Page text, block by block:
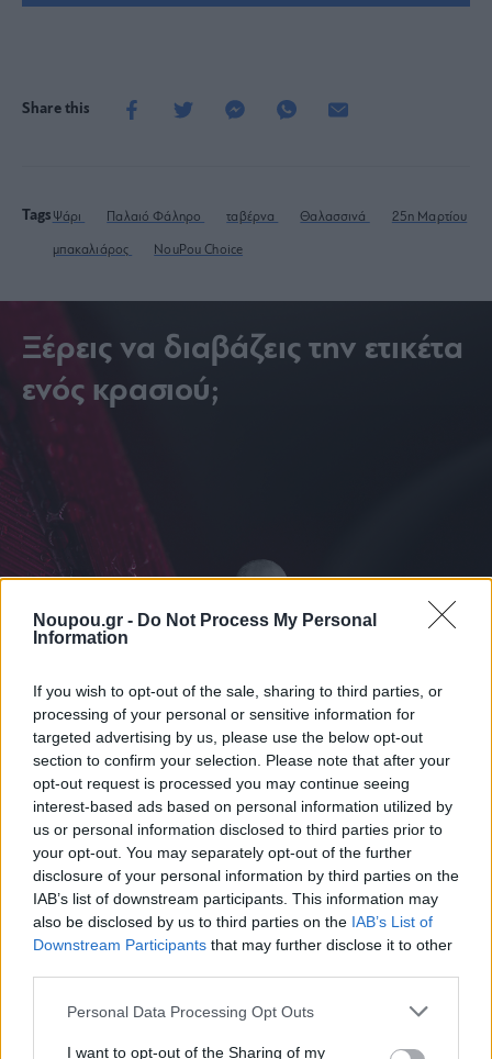
Noupou.gr - Do Not Process My Personal
Information
If you wish to opt-out of the sale, sharing to third parties, or
processing of your personal or sensitive information for
targeted advertising by us, please use the below opt-out
section to confirm your selection. Please note that after your
opt-out request is processed you may continue seeing
interest-based ads based on personal information utilized by
us or personal information disclosed to third parties prior to
your opt-out. You may separately opt-out of the further
disclosure of your personal information by third parties on the
IAB’s list of downstream participants. This information may
also be disclosed by us to third parties on the IAB’s List of
Downstream Participants that may further disclose it to other
Please note that this website/app uses one or more Google
not limited to your visit or usage behaviour. You may click to
Personal Data Processing Opt Outs
I want to opt-out of the Sharing of my
Share this
Tags Ψάρι Παλαιό Φάληρο ταβέρνα Θαλασσινά 25η Μαρτίου
μπακαλιάρος NouPou Choice
Ξέρεις να διαβάζεις την ετικέτα
ενός κρασιού;
ΔΙΑΒΑΣΤΕ ΑΚΟΜΑ